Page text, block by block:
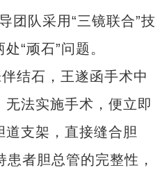
队采用“三镜联合”技
“顽石”问题。
结石，王遂函手术中
法实施手术，便立即
支架，直接缝合胆
者胆总管的完整性，